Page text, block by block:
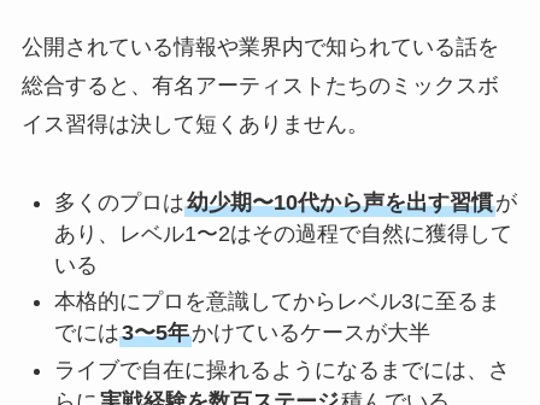
CONTACT
公開されている情報や業界内で知られている話を
総合すると、有名アーティストたちのミックスボ
イス習得は決して短くありません。
多くのプロは幼少期〜10代から声を出す習慣が
あり、レベル1〜2はその過程で自然に獲得して
いる
本格的にプロを意識してからレベル3に至るま
でには3〜5年かけているケースが大半
ライブで自在に操れるようになるまでには、さ